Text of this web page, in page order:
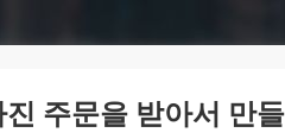
주문을 받아서 만